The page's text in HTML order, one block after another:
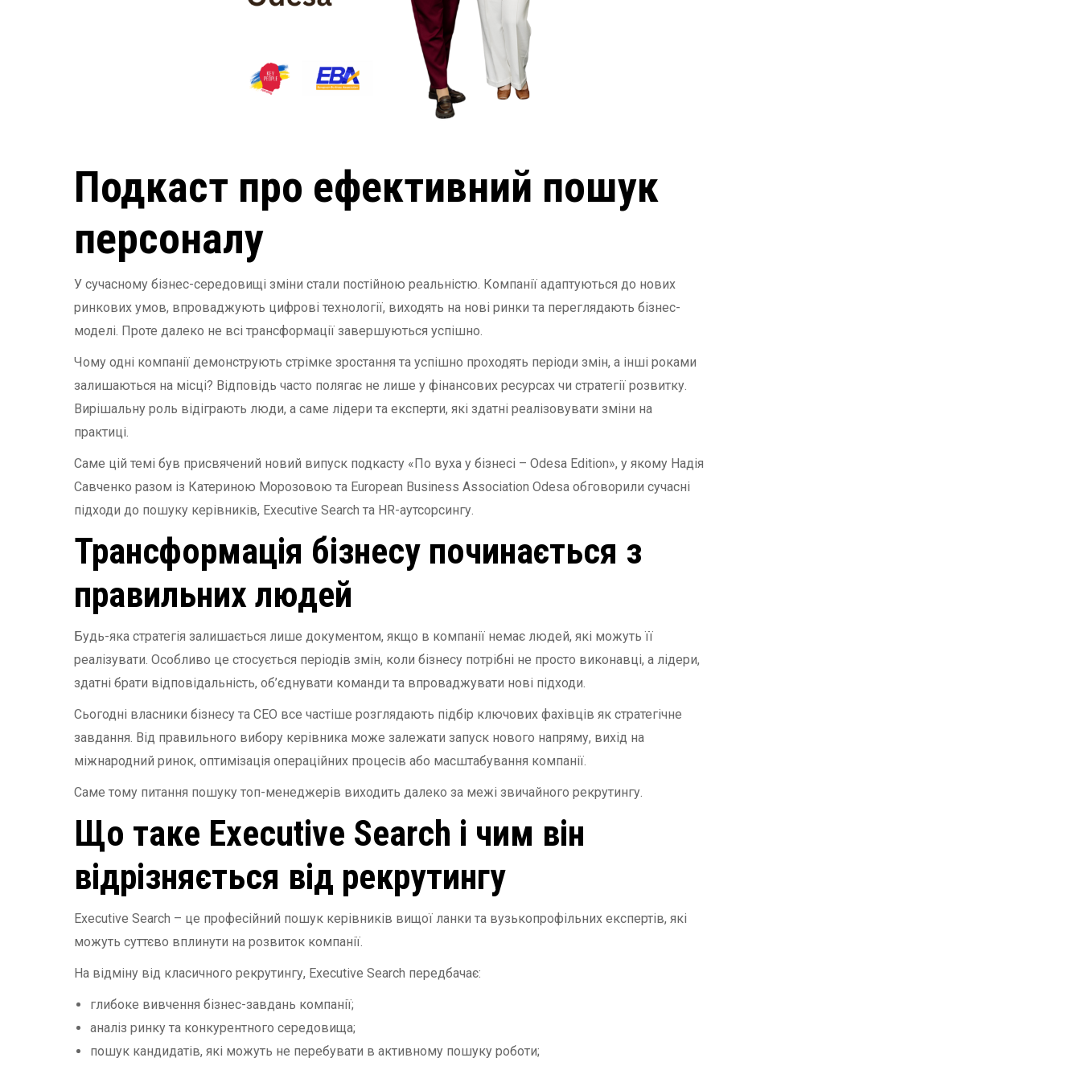
Подкаст про ефективний пошук
персоналу
У сучасному бізнес-середовищі зміни стали постійною реальністю. Компанії адаптуються до нових
ринкових умов, впроваджують цифрові технології, виходять на нові ринки та переглядають бізнес-
моделі. Проте далеко не всі трансформації завершуються успішно.
Чому одні компанії демонструють стрімке зростання та успішно проходять періоди змін, а інші роками
залишаються на місці? Відповідь часто полягає не лише у фінансових ресурсах чи стратегії розвитку.
Вирішальну роль відіграють люди, а саме лідери та експерти, які здатні реалізовувати зміни на
практиці.
Саме цій темі був присвячений новий випуск подкасту «По вуха у бізнесі – Odesa Edition», у якому Надія
Савченко разом із Катериною Морозовою та European Business Association Odesa обговорили сучасні
підходи до пошуку керівників, Executive Search та HR-аутсорсингу.
Трансформація бізнесу починається з
правильних людей
Будь-яка стратегія залишається лише документом, якщо в компанії немає людей, які можуть її
реалізувати. Особливо це стосується періодів змін, коли бізнесу потрібні не просто виконавці, а лідери,
здатні брати відповідальність, об’єднувати команди та впроваджувати нові підходи.
Сьогодні власники бізнесу та CEO все частіше розглядають підбір ключових фахівців як стратегічне
завдання. Від правильного вибору керівника може залежати запуск нового напряму, вихід на
міжнародний ринок, оптимізація операційних процесів або масштабування компанії.
Саме тому питання пошуку топ-менеджерів виходить далеко за межі звичайного рекрутингу.
Що таке Executive Search і чим він
відрізняється від рекрутингу
Executive Search – це професійний пошук керівників вищої ланки та вузькопрофільних експертів, які
можуть суттєво вплинути на розвиток компанії.
На відміну від класичного рекрутингу, Executive Search передбачає:
глибоке вивчення бізнес-завдань компанії;
аналіз ринку та конкурентного середовища;
пошук кандидатів, які можуть не перебувати в активному пошуку роботи;